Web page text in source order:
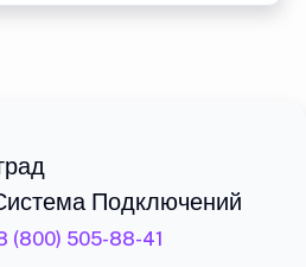
Подключений
(800) 505-88-41